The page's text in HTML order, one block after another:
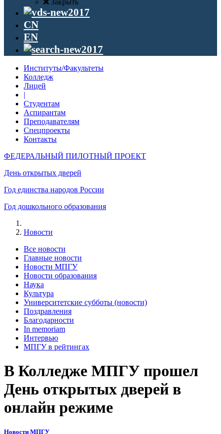
Закрыть
CN
EN
Институты/Факультеты
Колледж
Лицей
|
Студентам
Аспирантам
Преподавателям
Спецпроекты
Контакты
ФЕДЕРАЛЬНЫЙ ПИЛОТНЫЙ ПРОЕКТ
День открытых дверей
Год единства народов России
Год дошкольного образования
Новости
Все новости
Главные новости
Новости МПГУ
Новости образования
Наука
Культура
Университетские субботы (новости)
Поздравления
Благодарности
In memoriam
Интервью
МПГУ в рейтингах
В Колледже МПГУ прошел
День открытых дверей в
онлайн режиме
Новости МПГУ